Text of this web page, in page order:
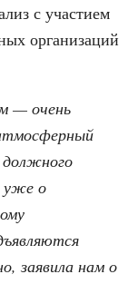
с участием
организаций
— очень
должного
уже о
заявила нам о